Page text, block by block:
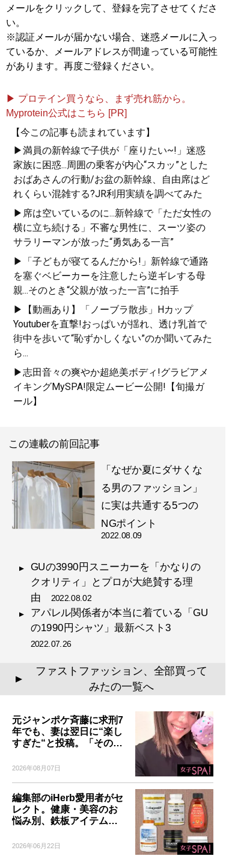
メールをクリックして、登録を完了させてくださ
い。
※認証メールが届かない場合、迷惑メールに入っ
ているか、メールアドレスが間違っている可能性
があります。再度ご登録ください。
▶ プロテイン買うなら、まず売れ筋から。
Myprotein公式はこちら [PR]
【今この記事も読まれています】
▶満員の新幹線で子供が「座りたい~!」迷惑
家族に困惑...周囲の乗客が内心“スカッ”とした
おばあさんの行動/お盆の新幹線、自由席はど
れくらい混雑する?JR利用実績を調べてみた
▶席は空いているのに...新幹線で「ただ女性の
横に立ち続ける」不審な男性に、スーツ姿の
サラリーマンが放った“勇気ある一言”
▶「子どもが寝てるんだから!」新幹線で通路
を塞ぐベビーカーを注意したら逆ギレする母
親...そのとき“父親が放った一言”に拍手
▶【動画あり】「ノーブラ散歩」Hカップ
Youtuberを直撃!おっぱいが揺れ、透け乳首で
街中を歩いて“恥ずかしくない”のか聞いてみた
ら...
▶志田音々の爽やか超絶美ボディ!グラビアメ
イキングMySPA!限定ムービー公開!【旬撮ガ
ール】
この連載の前回記事
「なぜか夏にダサくな
る男のファッション」
に実は共通する5つの
NGポイント
2022.08.09
GUの3990円スニーカーを「かなりの
クオリティ」とプロが大絶賛する理
由 2022.08.02
アパレル関係者が本当に着ている「GU
の1990円シャツ」最新ベスト3
2022.07.26
▲
ファストファッション、全部買って
みたの一覧へ
元ジャンポケ斉藤に求刑7
年でも、妻は翌日に“楽し
すぎた“と投稿。「その…
2026年08月07日
編集部のiHerb愛用者がセ
レクト。健康・美容のお
悩み別、鉄板アイテム…
2026年06月22日